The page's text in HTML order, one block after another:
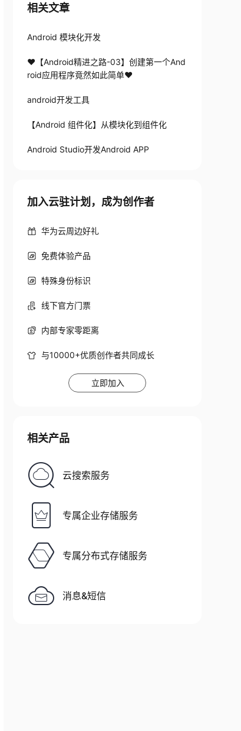
相关文章
Android 模块化开发
❤️【Android精进之路-03】创建第一个And
roid应用程序竟然如此简单❤️
android开发工具
【Android 组件化】从模块化到组件化
Android Studio开发Android APP
加入云驻计划，成为创作者
华为云周边好礼
免费体验产品
特殊身份标识
线下官方门票
内部专家零距离
与10000+优质创作者共同成长
立即加入
相关产品
云搜索服务
专属企业存储服务
专属分布式存储服务
消息&短信